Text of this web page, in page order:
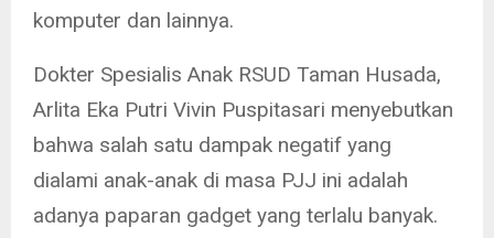
komputer dan lainnya.
Dokter Spesialis Anak RSUD Taman Husada,
Arlita Eka Putri Vivin Puspitasari menyebutkan
bahwa salah satu dampak negatif yang
dialami anak-anak di masa PJJ ini adalah
adanya paparan gadget yang terlalu banyak.